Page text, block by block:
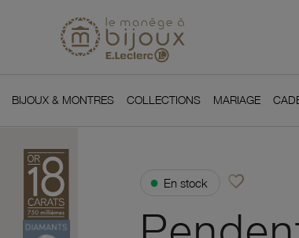
BIJOUX & MONTRES COLLECTIONS MARIAGE
● En stock favorite_borderAjouter à vos